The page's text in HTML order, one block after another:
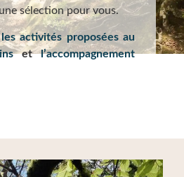
sélection pour vous.
les activités proposées au
etl’accompagnement